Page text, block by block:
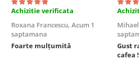
Achizitie verificata
Roxana Francescu, Acum 1
saptamana
Foarte mulțumită
Gust
cafea !